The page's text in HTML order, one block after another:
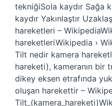
tekniğiSola kaydır Sağa
kaydır Yakınlaştır
hareketleri –
hareketleriWikipedia ›
Tilt nedir kamera
hareketi), kameranın bir
dikey eksen etrafında
oluşan harekettir –